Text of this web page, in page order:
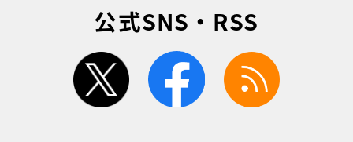
公式SNS・RSS
twitter facebook